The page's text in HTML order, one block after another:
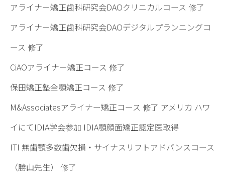
アライナー矯正歯科研究会DAOクリニカルコース 修了
アライナー矯正歯科研究会DAOデジタルプランニングコ
ース 修了
CiAOアライナー矯正コース 修了
保田矯正塾全顎矯正コース 修了
M&Associatesアライナー矯正コース 修了 アメリカ ハワ
イにてIDIA学会参加 IDIA顎顔面矯正認定医取得
ITI 無歯顎多数歯欠損・サイナスリフトアドバンスコース
（勝山先生） 修了